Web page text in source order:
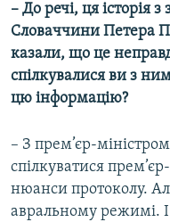
– До речі, ця історія
Словаччини Петера
казали, що це
спілкувалися ви з ним
цю інформацію?
– З прем’єр-
спілкуватися
нюанси протоколу.
авральному режимі. І